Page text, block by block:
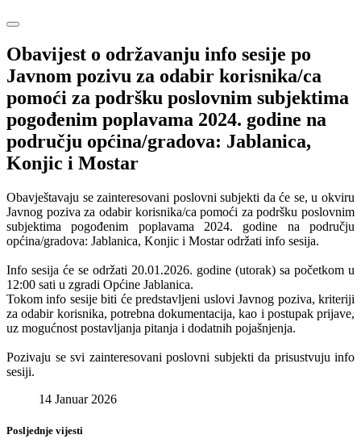
Obavijest o održavanju info sesije po
Javnom pozivu za odabir korisnika/ca
pomoći za podršku poslovnim subjektima
pogođenim poplavama 2024. godine na
području općina/gradova: Jablanica,
Konjic i Mostar
Obavještavaju se zainteresovani poslovni subjekti da će se, u okviru
Javnog poziva za odabir korisnika/ca pomoći za podršku poslovnim
subjektima pogođenim poplavama 2024. godine na području
općina/gradova: Jablanica, Konjic i Mostar održati info sesija.
Info sesija će se održati 20.01.2026. godine (utorak) sa početkom u
12:00 sati u zgradi Općine Jablanica.
Tokom info sesije biti će predstavljeni uslovi Javnog poziva, kriteriji
za odabir korisnika, potrebna dokumentacija, kao i postupak prijave,
uz mogućnost postavljanja pitanja i dodatnih pojašnjenja.
Pozivaju se svi zainteresovani poslovni subjekti da prisustvuju info
sesiji.
14 Januar 2026
Posljednje vijesti